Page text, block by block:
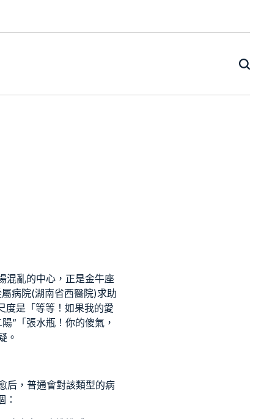
混亂的中心，正是金牛座
病院(湖南省西醫院)求助
度是「等等！如果我的愛
”「張水瓶！你的傻氣，
。
后，普通會對該類型的病